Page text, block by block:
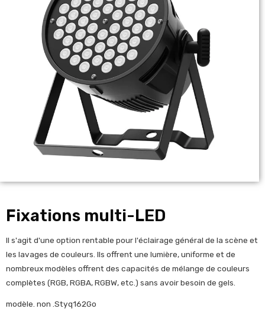
Fixations multi-LED
Il s'agit d'une option rentable pour l'éclairage général de la scène et
les lavages de couleurs. Ils offrent une lumière, uniforme et de
nombreux modèles offrent des capacités de mélange de couleurs
complètes (RGB, RGBA, RGBW, etc.) sans avoir besoin de gels.
modèle. non .Styq162Go